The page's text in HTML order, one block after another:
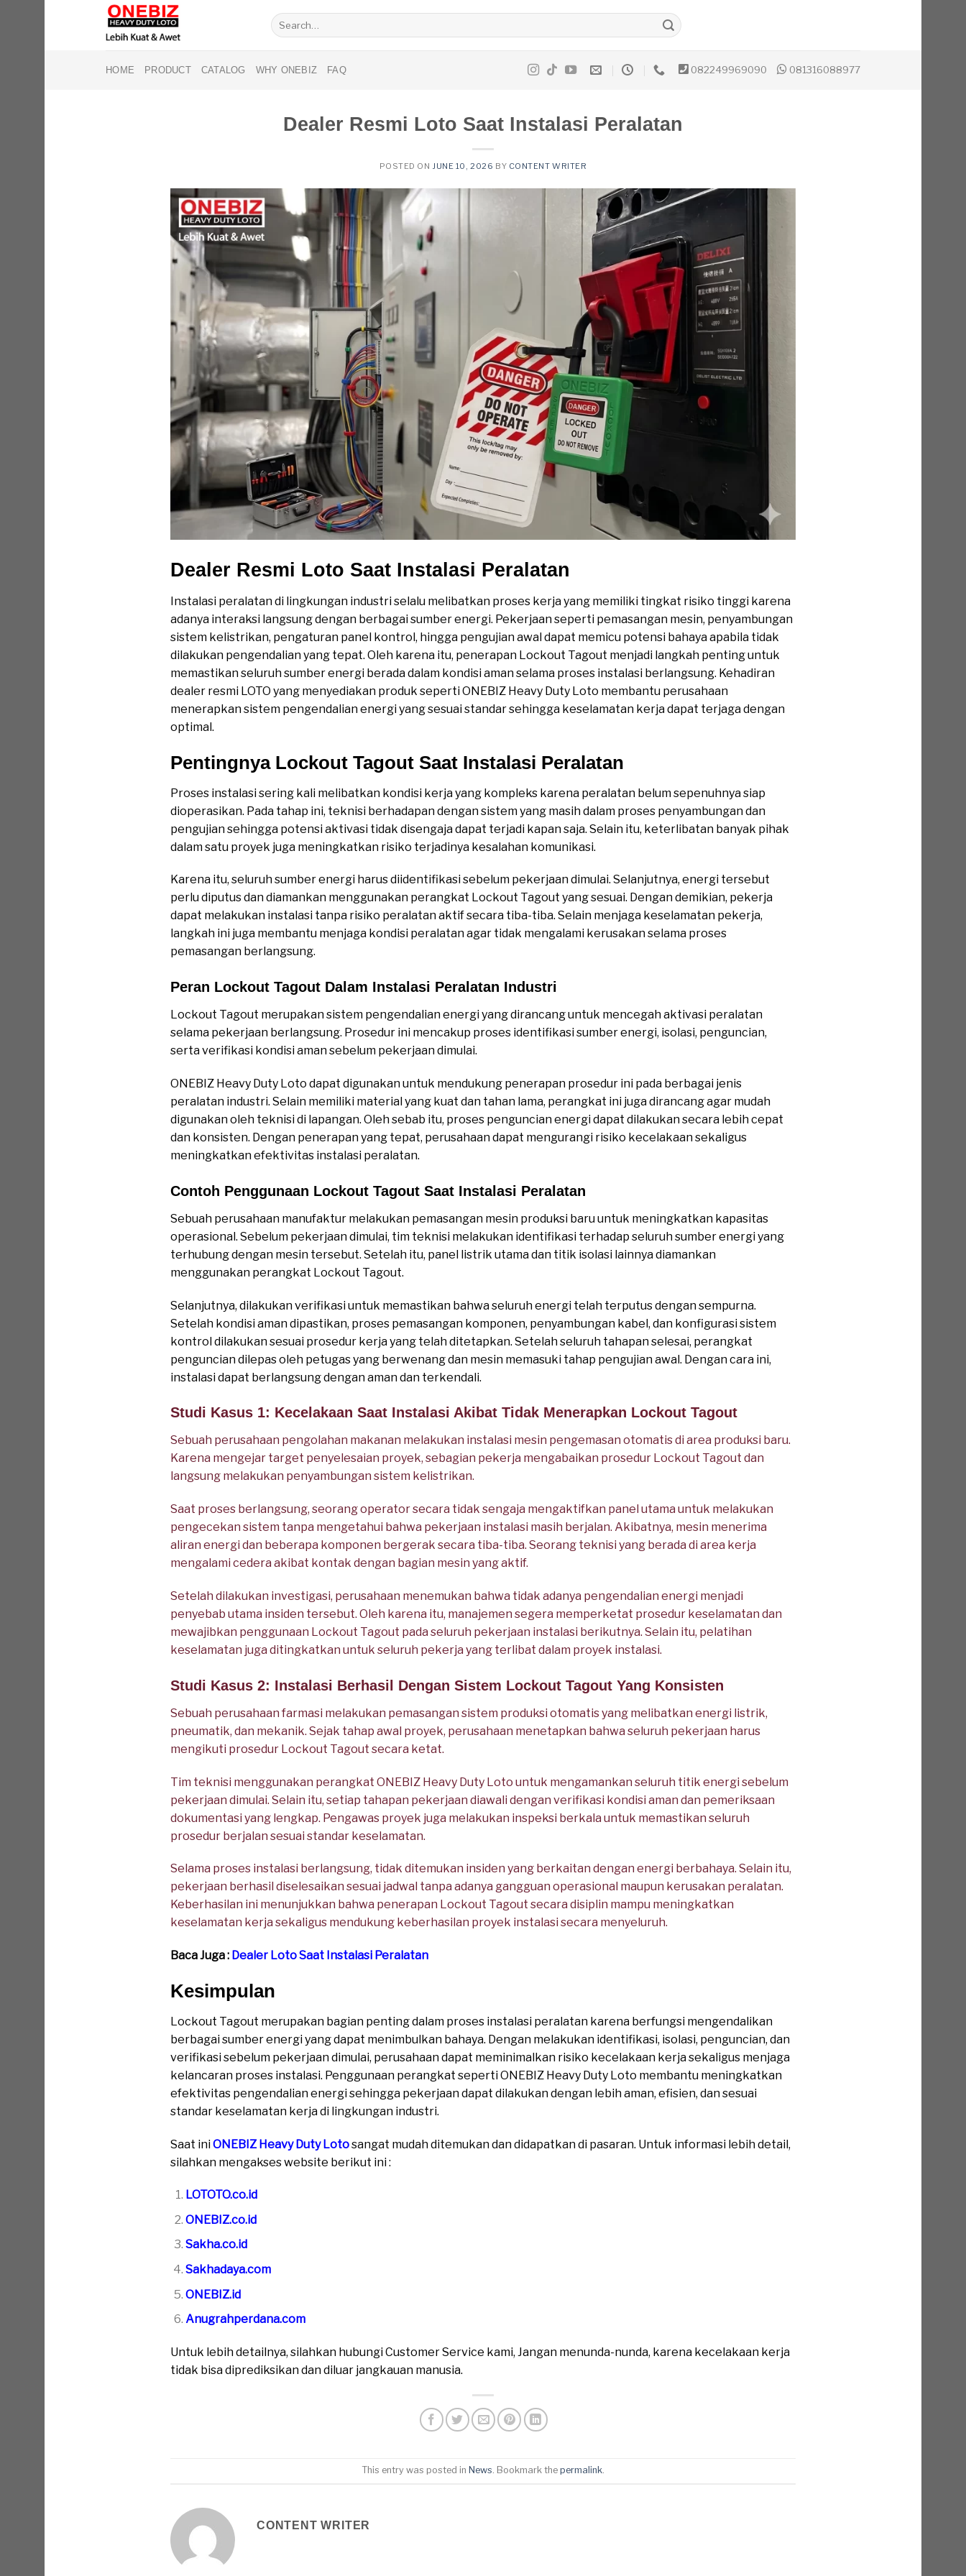
Search
for:
HOME PRODUCT CATALOG WHY ONEBIZ FAQ 082249969090 081316088977
Dealer Resmi Loto Saat Instalasi Peralatan
POSTED ON JUNE 10, 2026 BY CONTENT WRITER
Dealer Resmi Loto Saat Instalasi Peralatan
Instalasi peralatan di lingkungan industri selalu melibatkan proses kerja yang memiliki tingkat risiko tinggi karena
adanya interaksi langsung dengan berbagai sumber energi. Pekerjaan seperti pemasangan mesin, penyambungan
sistem kelistrikan, pengaturan panel kontrol, hingga pengujian awal dapat memicu potensi bahaya apabila tidak
dilakukan pengendalian yang tepat. Oleh karena itu, penerapan Lockout Tagout menjadi langkah penting untuk
memastikan seluruh sumber energi berada dalam kondisi aman selama proses instalasi berlangsung. Kehadiran
dealer resmi LOTO yang menyediakan produk seperti ONEBIZ Heavy Duty Loto membantu perusahaan
menerapkan sistem pengendalian energi yang sesuai standar sehingga keselamatan kerja dapat terjaga dengan
optimal.
Pentingnya Lockout Tagout Saat Instalasi Peralatan
Proses instalasi sering kali melibatkan kondisi kerja yang kompleks karena peralatan belum sepenuhnya siap
dioperasikan. Pada tahap ini, teknisi berhadapan dengan sistem yang masih dalam proses penyambungan dan
pengujian sehingga potensi aktivasi tidak disengaja dapat terjadi kapan saja. Selain itu, keterlibatan banyak pihak
dalam satu proyek juga meningkatkan risiko terjadinya kesalahan komunikasi.
Karena itu, seluruh sumber energi harus diidentifikasi sebelum pekerjaan dimulai. Selanjutnya, energi tersebut
perlu diputus dan diamankan menggunakan perangkat Lockout Tagout yang sesuai. Dengan demikian, pekerja
dapat melakukan instalasi tanpa risiko peralatan aktif secara tiba-tiba. Selain menjaga keselamatan pekerja,
langkah ini juga membantu menjaga kondisi peralatan agar tidak mengalami kerusakan selama proses
pemasangan berlangsung.
Peran Lockout Tagout Dalam Instalasi Peralatan Industri
Lockout Tagout merupakan sistem pengendalian energi yang dirancang untuk mencegah aktivasi peralatan
selama pekerjaan berlangsung. Prosedur ini mencakup proses identifikasi sumber energi, isolasi, penguncian,
serta verifikasi kondisi aman sebelum pekerjaan dimulai.
ONEBIZ Heavy Duty Loto dapat digunakan untuk mendukung penerapan prosedur ini pada berbagai jenis
peralatan industri. Selain memiliki material yang kuat dan tahan lama, perangkat ini juga dirancang agar mudah
digunakan oleh teknisi di lapangan. Oleh sebab itu, proses penguncian energi dapat dilakukan secara lebih cepat
dan konsisten. Dengan penerapan yang tepat, perusahaan dapat mengurangi risiko kecelakaan sekaligus
meningkatkan efektivitas instalasi peralatan.
Contoh Penggunaan Lockout Tagout Saat Instalasi Peralatan
Sebuah perusahaan manufaktur melakukan pemasangan mesin produksi baru untuk meningkatkan kapasitas
operasional. Sebelum pekerjaan dimulai, tim teknisi melakukan identifikasi terhadap seluruh sumber energi yang
terhubung dengan mesin tersebut. Setelah itu, panel listrik utama dan titik isolasi lainnya diamankan
menggunakan perangkat Lockout Tagout.
Selanjutnya, dilakukan verifikasi untuk memastikan bahwa seluruh energi telah terputus dengan sempurna.
Setelah kondisi aman dipastikan, proses pemasangan komponen, penyambungan kabel, dan konfigurasi sistem
kontrol dilakukan sesuai prosedur kerja yang telah ditetapkan. Setelah seluruh tahapan selesai, perangkat
penguncian dilepas oleh petugas yang berwenang dan mesin memasuki tahap pengujian awal. Dengan cara ini,
instalasi dapat berlangsung dengan aman dan terkendali.
Studi Kasus 1: Kecelakaan Saat Instalasi Akibat Tidak Menerapkan Lockout Tagout
Sebuah perusahaan pengolahan makanan melakukan instalasi mesin pengemasan otomatis di area produksi baru.
Karena mengejar target penyelesaian proyek, sebagian pekerja mengabaikan prosedur Lockout Tagout dan
langsung melakukan penyambungan sistem kelistrikan.
Saat proses berlangsung, seorang operator secara tidak sengaja mengaktifkan panel utama untuk melakukan
pengecekan sistem tanpa mengetahui bahwa pekerjaan instalasi masih berjalan. Akibatnya, mesin menerima
aliran energi dan beberapa komponen bergerak secara tiba-tiba. Seorang teknisi yang berada di area kerja
mengalami cedera akibat kontak dengan bagian mesin yang aktif.
Setelah dilakukan investigasi, perusahaan menemukan bahwa tidak adanya pengendalian energi menjadi
penyebab utama insiden tersebut. Oleh karena itu, manajemen segera memperketat prosedur keselamatan dan
mewajibkan penggunaan Lockout Tagout pada seluruh pekerjaan instalasi berikutnya. Selain itu, pelatihan
keselamatan juga ditingkatkan untuk seluruh pekerja yang terlibat dalam proyek instalasi.
Studi Kasus 2: Instalasi Berhasil Dengan Sistem Lockout Tagout Yang Konsisten
Sebuah perusahaan farmasi melakukan pemasangan sistem produksi otomatis yang melibatkan energi listrik,
pneumatik, dan mekanik. Sejak tahap awal proyek, perusahaan menetapkan bahwa seluruh pekerjaan harus
mengikuti prosedur Lockout Tagout secara ketat.
Tim teknisi menggunakan perangkat ONEBIZ Heavy Duty Loto untuk mengamankan seluruh titik energi sebelum
pekerjaan dimulai. Selain itu, setiap tahapan pekerjaan diawali dengan verifikasi kondisi aman dan pemeriksaan
dokumentasi yang lengkap. Pengawas proyek juga melakukan inspeksi berkala untuk memastikan seluruh
prosedur berjalan sesuai standar keselamatan.
Selama proses instalasi berlangsung, tidak ditemukan insiden yang berkaitan dengan energi berbahaya. Selain itu,
pekerjaan berhasil diselesaikan sesuai jadwal tanpa adanya gangguan operasional maupun kerusakan peralatan.
Keberhasilan ini menunjukkan bahwa penerapan Lockout Tagout secara disiplin mampu meningkatkan
keselamatan kerja sekaligus mendukung keberhasilan proyek instalasi secara menyeluruh.
Baca Juga : Dealer Loto Saat Instalasi Peralatan
Kesimpulan
Lockout Tagout merupakan bagian penting dalam proses instalasi peralatan karena berfungsi mengendalikan
berbagai sumber energi yang dapat menimbulkan bahaya. Dengan melakukan identifikasi, isolasi, penguncian, dan
verifikasi sebelum pekerjaan dimulai, perusahaan dapat meminimalkan risiko kecelakaan kerja sekaligus menjaga
kelancaran proses instalasi. Penggunaan perangkat seperti ONEBIZ Heavy Duty Loto membantu meningkatkan
efektivitas pengendalian energi sehingga pekerjaan dapat dilakukan dengan lebih aman, efisien, dan sesuai
standar keselamatan kerja di lingkungan industri.
Saat iniONEBIZ Heavy Duty Lotosangat mudah ditemukan dan didapatkan di pasaran. Untuk informasi lebih detail,
silahkan mengakses website berikut ini :
LOTOTO.co.id
ONEBIZ.co.id
Sakha.co.id
Sakhadaya.com
ONEBIZ.id
Anugrahperdana.com
Untuk lebih detailnya, silahkan hubungi Customer Service kami, Jangan menunda-nunda, karena kecelakaan kerja
tidak bisa diprediksikan dan diluar jangkauan manusia.
This entry was posted in News. Bookmark the permalink.
CONTENT WRITER